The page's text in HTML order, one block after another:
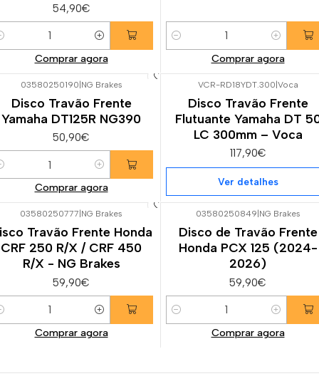
54,90€
Comprar agora
Quantidade
Comprar agora
03580250190|NG Brakes
Disco Travão Frente
Yamaha DT125R NG390
50,90€
Comprar agora
VCR-RD18YDT.300|Voca
Disco Travão Frente
Flutuante Yamaha DT
LC 300mm – Voca
117,90€
Ver detalhes
03580250777 NG Brakes
Travão Frente Honda
CRF 250 R/X / CRF 450
R/X - NG Brakes
59,90€
Comprar agora
03580250849 NG Brakes
Disco de Travão Frente
Honda PCX 125 (2024-
2026)
59,90€
Quantidade
Comprar agora